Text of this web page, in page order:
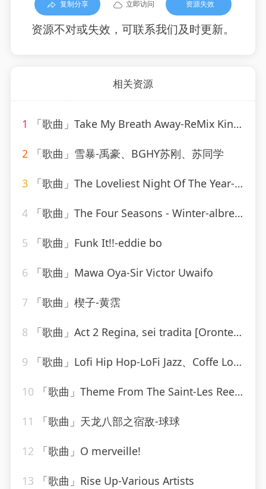
复制分享 立即访问 资源失效
资源不对或失效，可联系我们及时更新。
相关资源
1 「歌曲」Take My Breath Away-ReMix Kings
2 「歌曲」雪暴-禹豪、BGHY苏刚、苏同学
3 「歌曲」The Loveliest Night Of The Year-Linda Scott
4 「歌曲」The Four Seasons - Winter-albrecht mayer、The King&#39;s Singers
5 「歌曲」Funk It!!-eddie bo
6 「歌曲」Mawa Oya-Sir Victor Uwaifo
7 「歌曲」楔子-黄霑
8 「歌曲」Act 2 Regina, sei tradita [Oronte, Alcina]-william christie
9 「歌曲」Lofi Hip Hop-LoFi Jazz、Coffe Lofi、Sleepy Lofi Vibes、Chill LoFi Cafe
10 「歌曲」Theme From The Saint-Les Reed Brass
11 「歌曲」天龙八部之宿敌-球球
12 「歌曲」O merveille!
13 「歌曲」Rise Up-Various Artists